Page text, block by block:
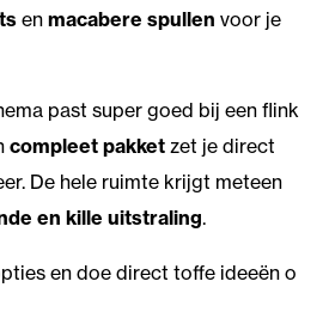
en macabere spullen voor je
past super goed bij een flink
compleet pakket zet je direct
De hele ruimte krijgt meteen
en kille uitstraling.
en doe direct toffe ideeën o